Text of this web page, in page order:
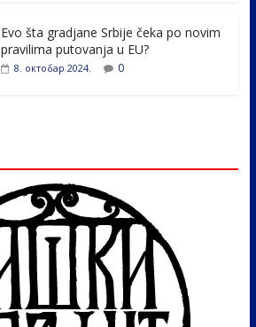
Evo šta gradjane Srbije čeka po novim
pravilima putovanja u EU?
8. октобар 2024. 0